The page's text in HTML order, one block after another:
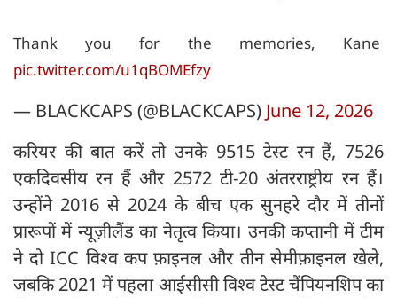
Thank you for the memories, Kane
pic.twitter.com/u1qBOMEfzy
— BLACKCAPS (@BLACKCAPS) June 12, 2026
करियर की बात करें तो उनके 9515 टेस्ट रन हैं, 7526
एकदिवसीय रन हैं और 2572 टी-20 अंतरराष्ट्रीय रन हैं।
उन्होंने 2016 से 2024 के बीच एक सुनहरे दौर में तीनों
प्रारूपों में न्यूज़ीलैंड का नेतृत्व किया। उनकी कप्तानी में टीम
ने दो ICC विश्व कप फ़ाइनल और तीन सेमीफ़ाइनल खेले,
जबकि 2021 में पहला आईसीसी विश्व टेस्ट चैंपियनशिप का